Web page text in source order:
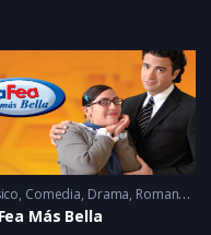
, Comedia, Drama, Romance
Más Bella